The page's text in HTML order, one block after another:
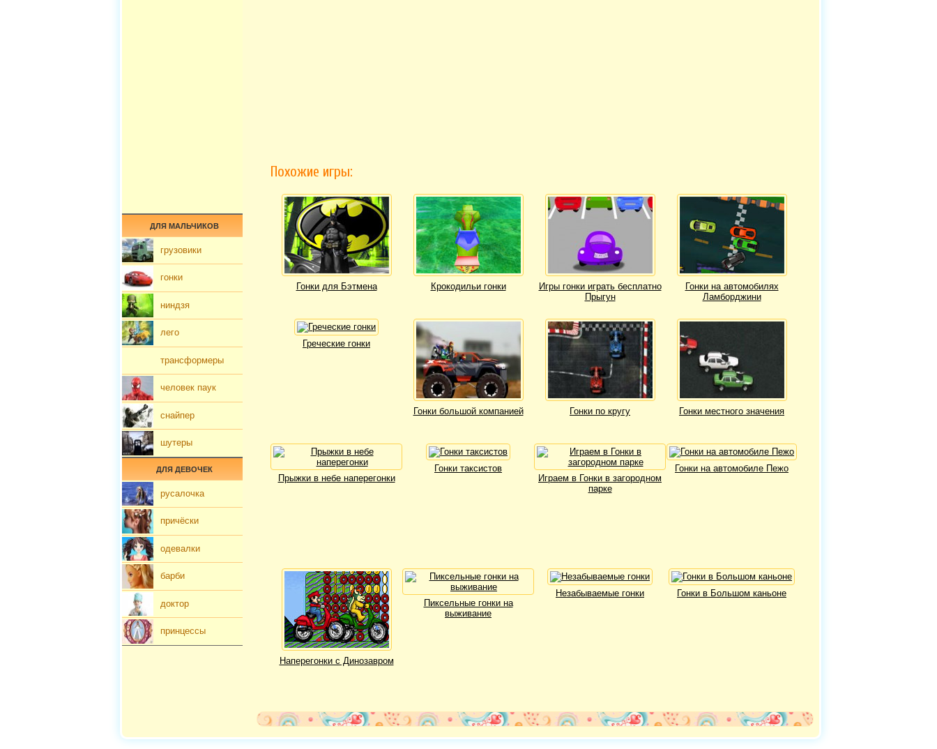
Похожие игры:
Гонки для Бэтмена Крокодильи гонки
Игры гонки играть бесплатно
Прыгун
Гонки на автомобилях
Ламборджини
Греческие гонки
Гонки большой компанией Гонки по кругу Гонки местного значения
Прыжки в небе наперегонки
Гонки таксистов
Играем в Гонки в загородном
парке
Гонки на автомобиле Пежо
Наперегонки с Динозавром
Пиксельные гонки на
выживание
Незабываемые гонки Гонки в Большом каньоне
ДЛЯ МАЛЬЧИКОВ
грузовики
гонки
ниндзя
лего
трансформеры
человек паук
снайпер
шутеры
ДЛЯ ДЕВОЧЕК
русалочка
причёски
одевалки
барби
доктор
принцессы